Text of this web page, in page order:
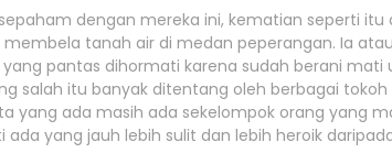
dengan mereka ini, kematian seperti itu
tanah air di medan peperangan. Ia
pantas dihormati karena sudah berani mati
salah itu banyak ditentang oleh berbagai
yang ada masih ada sekelompok orang yang
yang jauh lebih sulit dan lebih heroik